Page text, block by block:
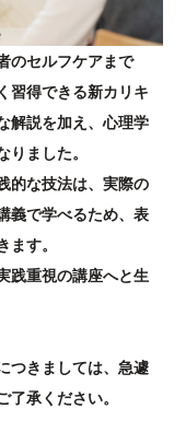
のセルフケアまで
習得できる新カリキ
解説を加え、心理学
ました。
的な技法は、実際の
義で学べるため、表
す。
践重視の講座へと生
つきましては、急遽
承ください。